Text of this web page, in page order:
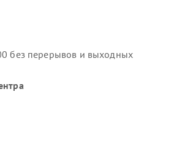
без перерывов и выходных